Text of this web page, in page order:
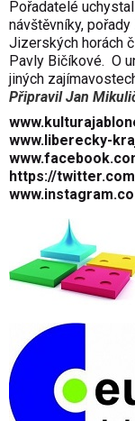
Pořadatelé
návštěvníky,
Jizerských horách
Pavly Bičíkové. O
jiných
Připravil Jan
www.liberecky-
https://